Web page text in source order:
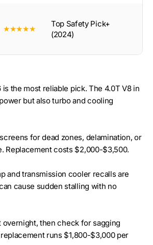
★★★★★
Top Safety Pick+
(2024)
is the most reliable pick. The 4.0T V8 in
but also turbo and cooling
for dead zones, delamination, or
Replacement costs $2,000-$3,500.
and transmission cooler recalls are
cause sudden stalling with no
overnight, then check for sagging
runs $1,800-$3,000 per